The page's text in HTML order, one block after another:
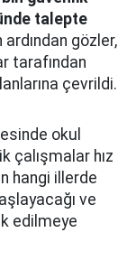
talepte
ardından gözler,
tarafından
çevrildi.
okul
çalışmalar hız
hangi illerde
ve
edilmeye